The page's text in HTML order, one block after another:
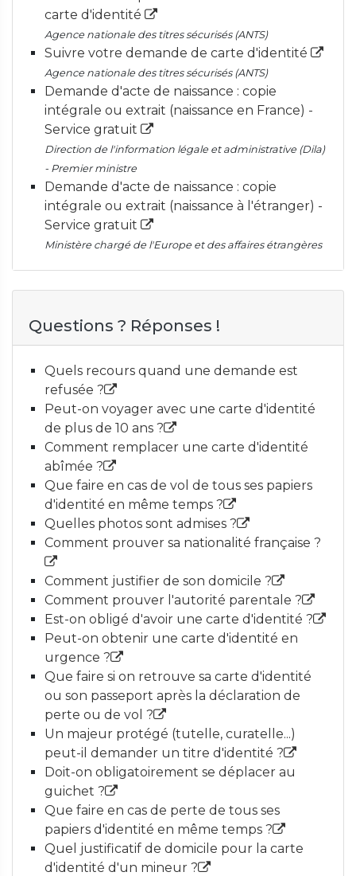
carte d'identité
Agence nationale des titres sécurisés (ANTS)
Suivre votre demande de carte d'identité
Agence nationale des titres sécurisés (ANTS)
Demande d'acte de naissance : copie
intégrale ou extrait (naissance en France) -
Service gratuit
Direction de l'information légale et administrative (Dila)
- Premier ministre
Demande d'acte de naissance : copie
intégrale ou extrait (naissance à l'étranger) -
Service gratuit
Ministère chargé de l'Europe et des affaires étrangères
Questions ? Réponses !
Quels recours quand une demande est
refusée ?
Peut-on voyager avec une carte d'identité
de plus de 10 ans ?
Comment remplacer une carte d'identité
abîmée ?
Que faire en cas de vol de tous ses papiers
d'identité en même temps ?
Quelles photos sont admises ?
Comment prouver sa nationalité française ?
Comment justifier de son domicile ?
Comment prouver l'autorité parentale ?
Est-on obligé d'avoir une carte d'identité ?
Peut-on obtenir une carte d'identité en
urgence ?
Que faire si on retrouve sa carte d'identité
ou son passeport après la déclaration de
perte ou de vol ?
Un majeur protégé (tutelle, curatelle...)
peut-il demander un titre d'identité ?
Doit-on obligatoirement se déplacer au
guichet ?
Que faire en cas de perte de tous ses
papiers d'identité en même temps ?
Quel justificatif de domicile pour la carte
d'identité d'un mineur ?